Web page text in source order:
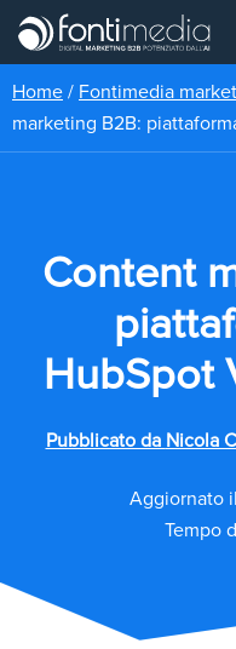
Home / Fontimedia
marketing B2B:
Content
HubSpot
Pubblicato da Nicola
Aggiornato
Tempo